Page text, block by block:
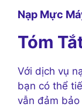
Nạp Mực
Tóm
Với dịch vụ
bạn có thể
vẫn đảm